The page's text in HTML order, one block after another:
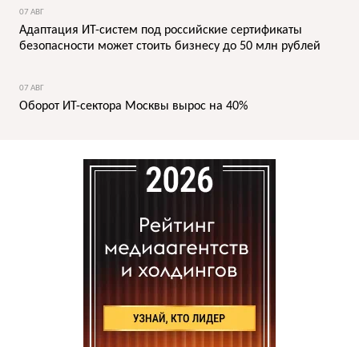
07 АВГ
Адаптация ИТ-систем под российские сертификаты
безопасности может стоить бизнесу до 50 млн рублей
07 АВГ
Оборот ИТ-сектора Москвы вырос на 40%